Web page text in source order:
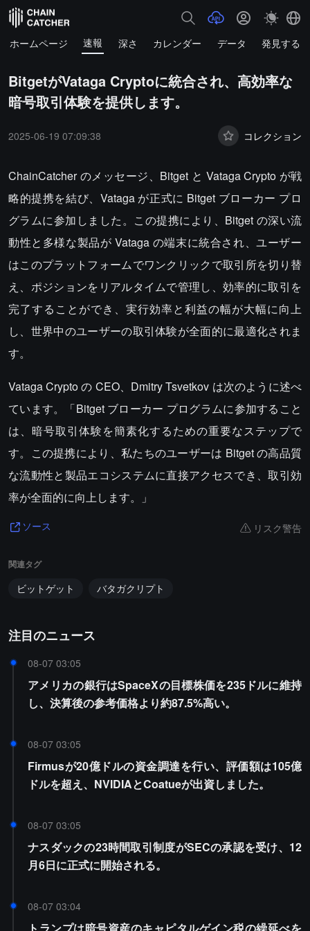
ホームページ 速報 深さ カレンダー データ 発見する
BitgetがVataga Cryptoに統合され、高効率な
暗号取引体験を提供します。
2025-06-19 07:09:38 コレクション
ChainCatcher のメッセージ、Bitget と Vataga Crypto が戦
略的提携を結び、Vataga が正式に Bitget ブローカー プロ
グラムに参加しました。この提携により、Bitget の深い流
動性と多様な製品が Vataga の端末に統合され、ユーザー
はこのプラットフォームでワンクリックで取引所を切り替
え、ポジションをリアルタイムで管理し、効率的に取引を
完了することができ、実行効率と利益の幅が大幅に向上
し、世界中のユーザーの取引体験が全面的に最適化されま
す。
Vataga Crypto の CEO、Dmitry Tsvetkov は次のように述べ
ています。「Bitget ブローカー プログラムに参加すること
は、暗号取引体験を簡素化するための重要なステップで
す。この提携により、私たちのユーザーは Bitget の高品質
な流動性と製品エコシステムに直接アクセスでき、取引効
率が全面的に向上します。」
ソース リスク警告
関連タグ
ビットゲット バタガクリプト
注目のニュース
08-07 03:05
アメリカの銀行はSpaceXの目標株価を235ドルに維持
し、決算後の参考価格より約87.5%高い。
08-07 03:05
Firmusが20億ドルの資金調達を行い、評価額は105億
ドルを超え、NVIDIAとCoatueが出資しました。
08-07 03:05
ナスダックの23時間取引制度がSECの承認を受け、12
月6日に正式に開始される。
08-07 03:04